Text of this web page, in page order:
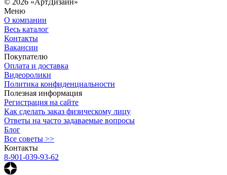
Меню
О компании
Весь каталог
Контакты
Вакансии
Покупателю
Оплата и доставка
Видеоролики
Политика конфиденциальности
Полезная информация
Регистрация на сайте
Как сделать заказ физическому лицу
Ответы на часто задаваемые вопросы
Блог
Все советы >>
Контакты
8-901-039-93-62